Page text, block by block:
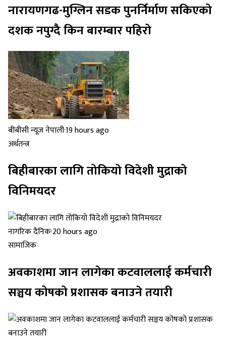
नारायणगढ-मुग्लिन सडक पुनर्निर्माण सकिएको
दशक नपुग्दै किन बारम्बार पहिरो
बीबीसी न्यूज नेपाली·19 hours ago
अर्थतन्त्र
बिहीबारका लागि तोकियो विदेशी मुद्राको
विनिमयदर
नागरिक दैनिक·20 hours ago
सामाजिक
अवकाशमा जान लागेका कटवाललाई कर्मचारी
सञ्चय कोषको प्रशासक बनाउने तयारी